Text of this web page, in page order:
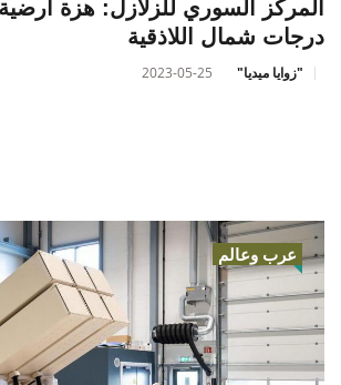
درجات شمال اللاذقية
"زوايا ميديا" 2023-05-25
عرب وعالم